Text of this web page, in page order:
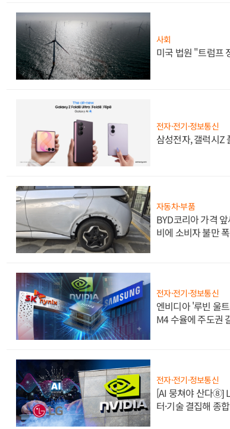
사회
미국 법원 "트럼프
전자·전기·정보통신
삼성전자, 갤럭시Z
자동차·부품
BYD코리아 가격
비에 소비자 불만
전자·전기·정보통신
엔비디아 '루빈 울
M4 수율에 주도권
전자·전기·정보통신
[AI 뭉쳐야 산다⑧]
터·기술 결집해 종